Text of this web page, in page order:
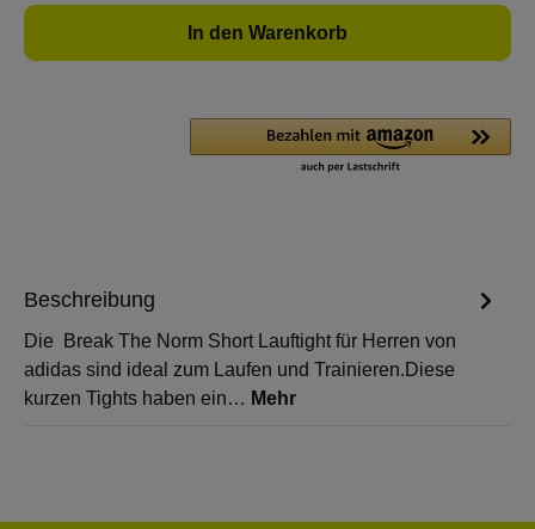
In den Warenkorb
Beschreibung
Die Break The Norm Short Lauftight für Herren von
adidas sind ideal zum Laufen und Trainieren.Diese
kurzen Tights haben ein… Mehr